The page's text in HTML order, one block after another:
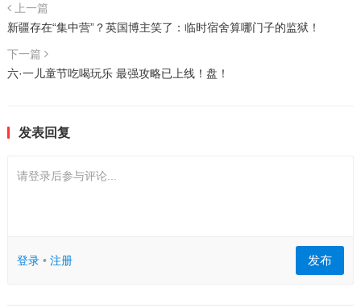
上一篇
新疆存在“集中营”？英国博主笑了：临时宿舍算哪门子的监狱！
下一篇
六·一儿童节吃喝玩乐 最强攻略已上线！盘！
发表回复
请登录后参与评论...
登录• 注册 发布